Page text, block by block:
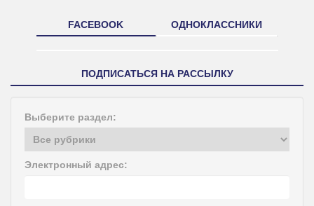
FACEBOOK ОДНОКЛАССНИКИ
ПОДПИСАТЬСЯ НА РАССЫЛКУ
Выберите раздел:
Электронный адрес: